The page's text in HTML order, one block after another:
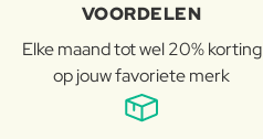
VOORDELEN
Elke maand tot wel 20% korting
op jouw favoriete merk